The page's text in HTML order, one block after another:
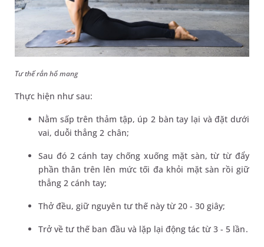
Tư thế rắn hổ mang
Thực hiện như sau:
Nằm sấp trên thảm tập, úp 2 bàn tay lại và đặt dưới
vai, duỗi thẳng 2 chân;
Sau đó 2 cánh tay chống xuống mặt sàn, từ từ đẩy
phần thân trên lên mức tối đa khỏi mặt sàn rồi giữ
thẳng 2 cánh tay;
Thở đều, giữ nguyên tư thế này từ 20 - 30 giây;
Trở về tư thế ban đầu và lặp lại động tác từ 3 - 5 lần.